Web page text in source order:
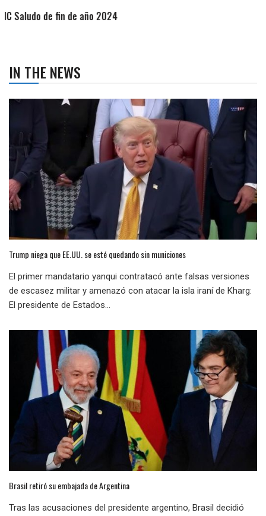
IN THE NEWS
Trump niega que EE.UU. se esté quedando sin municiones
El primer mandatario yanqui contratacó ante falsas versiones
de escasez militar y amenazó con atacar la isla iraní de Kharg:
El presidente de Estados...
Brasil retiró su embajada de Argentina
Tras las acusaciones del presidente argentino, Brasil decidió